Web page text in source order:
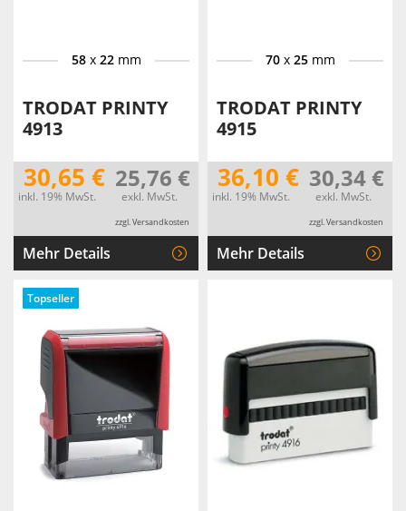
58x 22mm
TRODAT PRINTY
4913
30,65 €
inkl. 19% MwSt.
25,76 €
exkl. MwSt.
zzgl. Versandkosten
Mehr Details
70x 25mm
TRODAT PRINTY
4915
36,10 €
inkl. 19% MwSt.
30,34 €
exkl. MwSt.
zzgl. Versandkosten
Mehr Details
Topseller